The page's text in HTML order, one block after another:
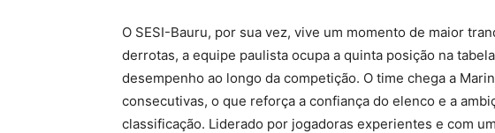
O SESI-Bauru, por sua vez, vive um momento de maior
derrotas, a equipe paulista ocupa a quinta posição na
desempenho ao longo da competição. O time chega a
consecutivas, o que reforça a confiança do elenco e a
classificação. Liderado por jogadoras experientes e com